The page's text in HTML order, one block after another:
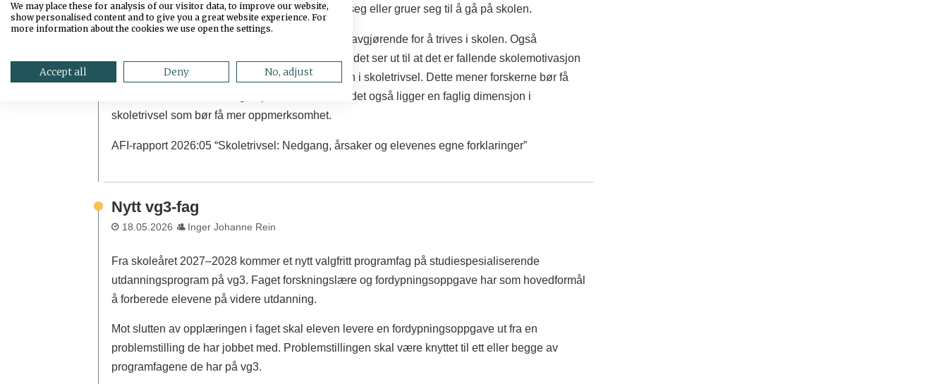
for ti år siden svarte at de trives, nå også kjeder seg eller gruer seg til å gå på skolen.
Vennskap, trygghet og det å bli sett av lærere er avgjørende for å trives i skolen. Også
basisbehov som søvn og kosthold er viktig, men det ser ut til at det er fallende skolemotivasjon
som er den tydeligste forklaringen på nedgangen i skoletrivsel. Dette mener forskerne bør få
konsekvenser for forskningen på skoletrivsel; at det også ligger en faglig dimensjon i
skoletrivsel som bør få mer oppmerksomhet.
AFI-rapport 2026:05 “Skoletrivsel: Nedgang, årsaker og elevenes egne forklaringer”
Nytt vg3-fag
18.05.2026 Inger Johanne Rein
Fra skoleåret 2027–2028 kommer et nytt valgfritt programfag på studiespesialiserende
utdanningsprogram på vg3. Faget forskningslære og fordypningsoppgave har som hovedformål
å forberede elevene på videre utdanning.
Mot slutten av opplæringen i faget skal eleven levere en fordypningsoppgave ut fra en
problemstilling de har jobbet med. Problemstillingen skal være knyttet til ett eller begge av
programfagene de har på vg3.
We may place these for analysis of our visitor data, to improve our website,
show personalised content and to give you a great website experience. For
more information about the cookies we use open the settings.
Accept all Deny No, adjust